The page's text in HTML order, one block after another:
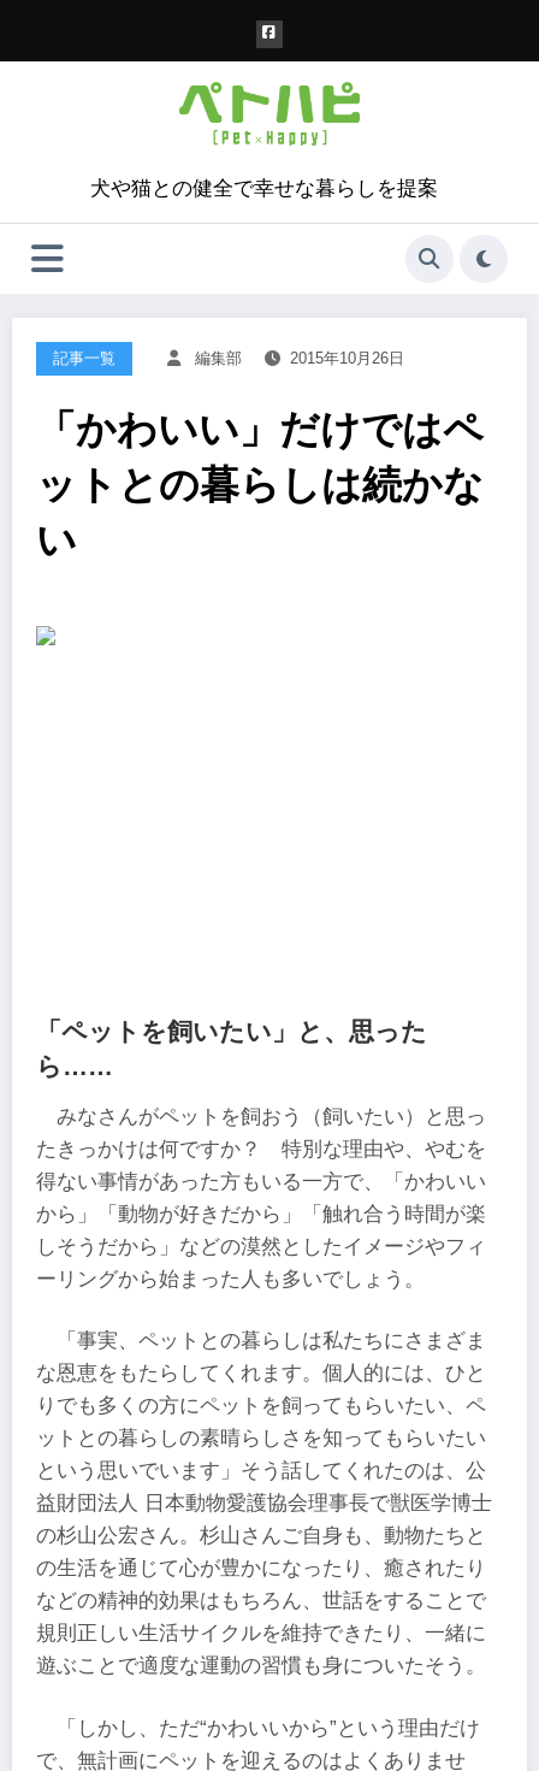
犬や猫との健全で幸せな暮らしを提案
記事一覧 編集部 2015年10月26日
「かわいい」だけではペ
ットとの暮らしは続かな
い
「ペットを飼いたい」と、思った
ら……
みなさんがペットを飼おう（飼いたい）と思っ
たきっかけは何ですか？ 特別な理由や、やむを
得ない事情があった方もいる一方で、「かわいい
から」「動物が好きだから」「触れ合う時間が楽
しそうだから」などの漠然としたイメージやフィ
ーリングから始まった人も多いでしょう。
「事実、ペットとの暮らしは私たちにさまざま
な恩恵をもたらしてくれます。個人的には、ひと
りでも多くの方にペットを飼ってもらいたい、ペ
ットとの暮らしの素晴らしさを知ってもらいたい
という思いでいます」そう話してくれたのは、公
益財団法人 日本動物愛護協会理事長で獣医学博士
の杉山公宏さん。杉山さんご自身も、動物たちと
の生活を通じて心が豊かになったり、癒されたり
などの精神的効果はもちろん、世話をすることで
規則正しい生活サイクルを維持できたり、一緒に
遊ぶことで適度な運動の習慣も身についたそう。
「しかし、ただ“かわいいから”という理由だけ
で、無計画にペットを迎えるのはよくありませ